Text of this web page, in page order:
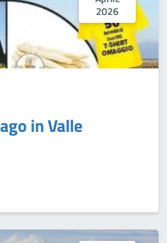
2026
in Valle
VALLE MILLECAMPI}